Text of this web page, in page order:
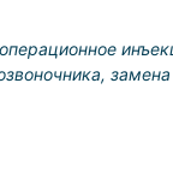
замена